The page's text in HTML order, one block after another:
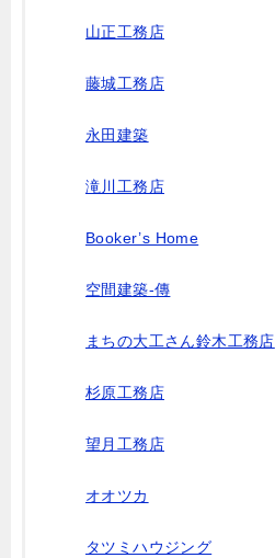
山正工務店
藤城工務店
永田建築
滝川工務店
Booker’s Home
空間建築-傳
まちの大工さん鈴木工務店
杉原工務店
望月工務店
オオツカ
タツミハウジング